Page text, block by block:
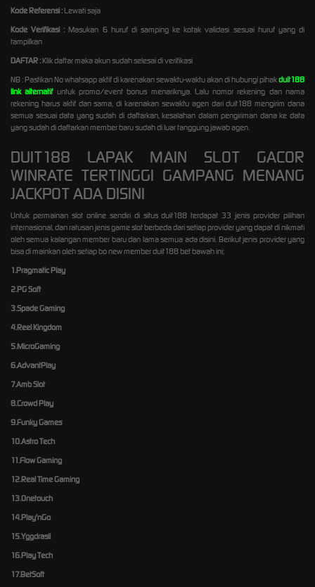
Kode Referensi :Lewati saja
Kode Verifikasi :Masukan 6 huruf di samping ke kotak validasi sesuai huruf yang di
tampilkan
DAFTAR :Klik daftar maka akun sudah selesai di verifikasi
NB : Pastikan No whatsapp aktif di karenakan sewaktu-waktu akan di hubungi pihakduit188
link alternatifuntuk promo/event bonus menariknya. Lalu nomor rekening dan nama
rekening harus aktif dan sama, di karenakan sewaktu agen dari duit188 mengirim dana
semua sesuai data yang sudah di daftarkan, kesalahan dalam pengiriman dana ke data
yang sudah di daftarkan member baru sudah di luar tanggung jawab agen.
DUIT188 LAPAK MAIN SLOT GACOR
WINRATE TERTINGGI GAMPANG MENANG
JACKPOT ADA DISINI
Untuk permainan slot online sendiri di situs duit188 terdapat 33 jenis provider pilihan
internasional, dan ratusan jenis game slot berbeda dari setiap provider yang dapat di nikmati
oleh semua kalangan member baru dan lama semua ada disini. Berikut jenis provider yang
bisa di mainkan oleh setiap bo new member duit188 bet bawah ini;
1.Pragmatic Play
2.PG Soft
3.Spade Gaming
4.Reel Kingdom
5.MicroGaming
6.AdvantPlay
7.Amb Slot
8.Crowd Play
9.Funky Games
10.Astro Tech
11.Flow Gaming
12.Real Time Gaming
13.Onetouch
14.Play'nGo
15.Yggdrasil
16.Play Tech
17.BetSoft